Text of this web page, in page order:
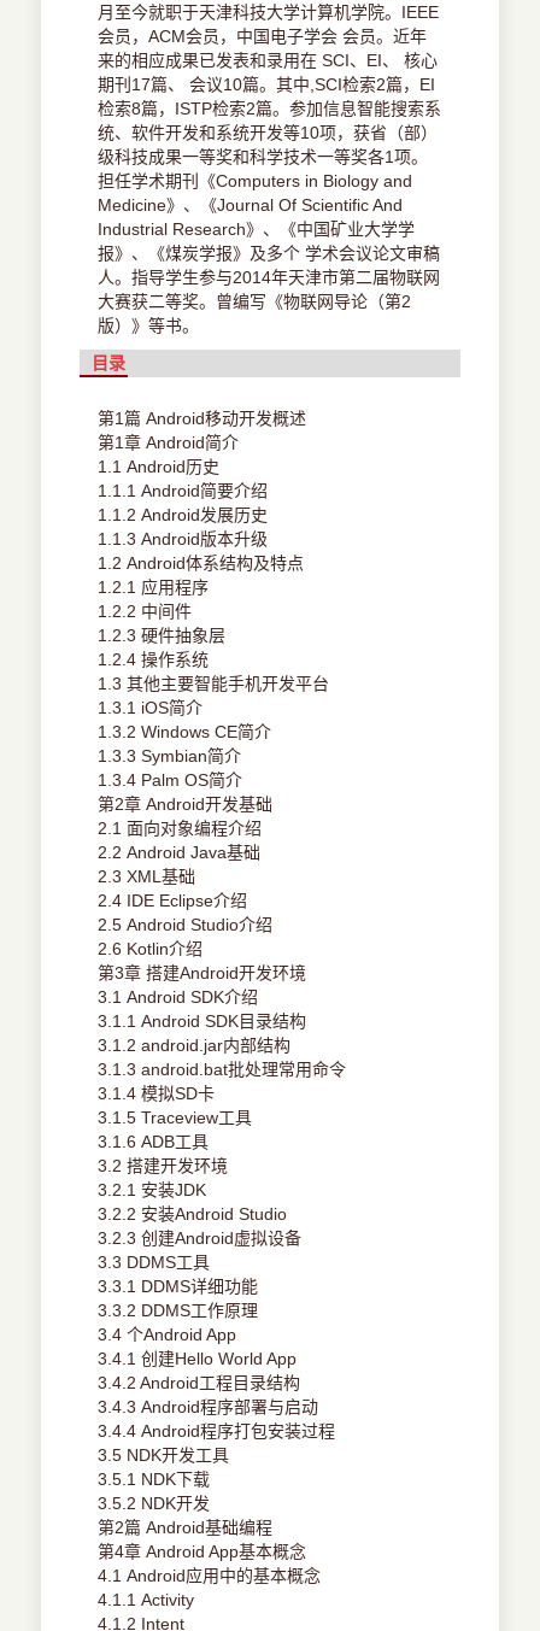
月至今就职于天津科技大学计算机学院。IEEE
会员，ACM会员，中国电子学会 会员。近年
来的相应成果已发表和录用在 SCI、EI、 核心
期刊17篇、 会议10篇。其中,SCI检索2篇，EI
检索8篇，ISTP检索2篇。参加信息智能搜索系
统、软件开发和系统开发等10项，获省（部）
级科技成果一等奖和科学技术一等奖各1项。
担任学术期刊《Computers in Biology and
Medicine》、《Journal Of Scientific And
Industrial Research》、《中国矿业大学学
报》、《煤炭学报》及多个 学术会议论文审稿
人。指导学生参与2014年天津市第二届物联网
大赛获二等奖。曾编写《物联网导论（第2
版）》等书。
目录
第1篇 Android移动开发概述
第1章 Android简介
1.1 Android历史
1.1.1 Android简要介绍
1.1.2 Android发展历史
1.1.3 Android版本升级
1.2 Android体系结构及特点
1.2.1 应用程序
1.2.2 中间件
1.2.3 硬件抽象层
1.2.4 操作系统
1.3 其他主要智能手机开发平台
1.3.1 iOS简介
1.3.2 Windows CE简介
1.3.3 Symbian简介
1.3.4 Palm OS简介
第2章 Android开发基础
2.1 面向对象编程介绍
2.2 Android Java基础
2.3 XML基础
2.4 IDE Eclipse介绍
2.5 Android Studio介绍
2.6 Kotlin介绍
第3章 搭建Android开发环境
3.1 Android SDK介绍
3.1.1 Android SDK目录结构
3.1.2 android.jar内部结构
3.1.3 android.bat批处理常用命令
3.1.4 模拟SD卡
3.1.5 Traceview工具
3.1.6 ADB工具
3.2 搭建开发环境
3.2.1 安装JDK
3.2.2 安装Android Studio
3.2.3 创建Android虚拟设备
3.3 DDMS工具
3.3.1 DDMS详细功能
3.3.2 DDMS工作原理
3.4 个Android App
3.4.1 创建Hello World App
3.4.2 Android工程目录结构
3.4.3 Android程序部署与启动
3.4.4 Android程序打包安装过程
3.5 NDK开发工具
3.5.1 NDK下载
3.5.2 NDK开发
第2篇 Android基础编程
第4章 Android App基本概念
4.1 Android应用中的基本概念
4.1.1 Activity
4.1.2 Intent